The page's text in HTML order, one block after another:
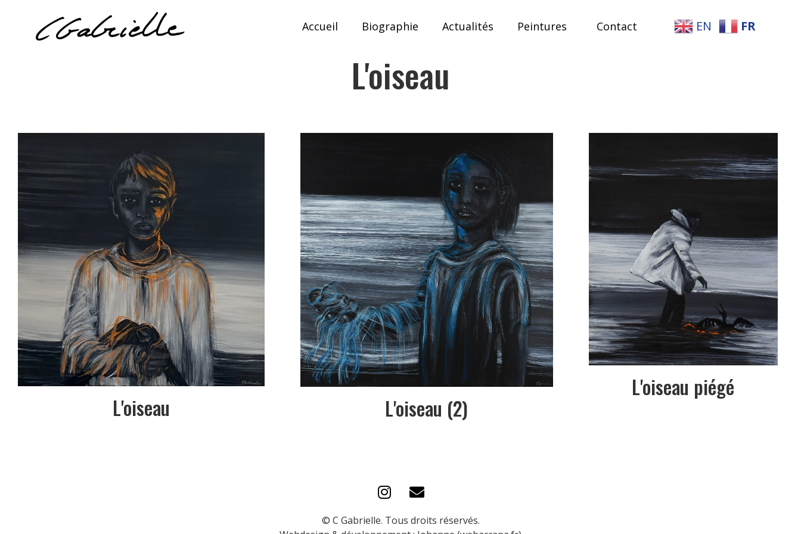
Accueil Biographie Actualités Peintures Contact EN FR
L'oiseau
L'oiseau L'oiseau (2)
L'oiseau piégé
© C Gabrielle. Tous droits réservés.